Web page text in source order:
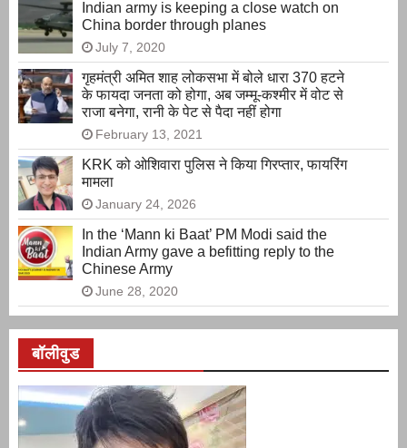
Indian army is keeping a close watch on
China border through planes
July 7, 2020
गृहमंत्री अमित शाह लोकसभा में बोले धारा 370 हटने
के फायदा जनता को होगा, अब जम्मू-कश्मीर में वोट से
राजा बनेगा, रानी के पेट से पैदा नहीं होगा
February 13, 2021
KRK को ओशिवारा पुलिस ने किया गिरप्तार, फायरिंग
मामला
January 24, 2026
In the ‘Mann ki Baat’ PM Modi said the
Indian Army gave a befitting reply to the
Chinese Army
June 28, 2020
बॉलीवुड